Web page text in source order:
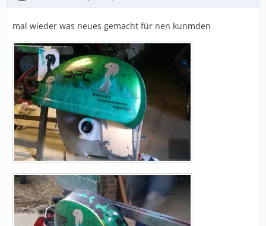
mal wieder was neues gemacht für nen kunmden